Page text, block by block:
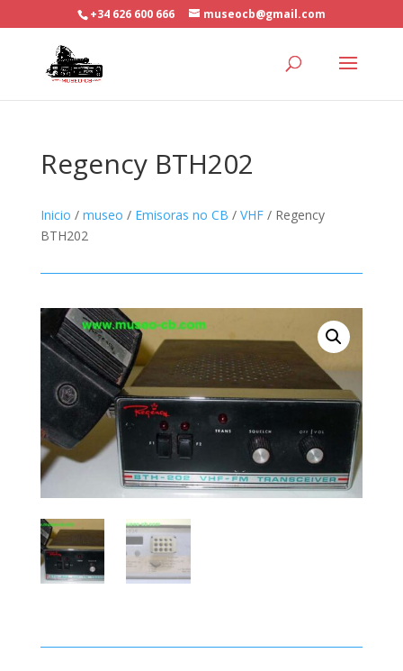
+34 626 600 666 museocb@gmail.com
Regency BTH202
Inicio / museo / Emisoras no CB / VHF/ Regency
BTH202